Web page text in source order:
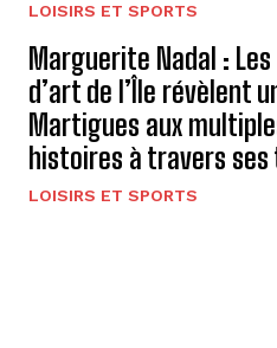
LOISIRS ET SPORTS
Marguerite Nadal :
d’art de l’Île révèlent
Martigues aux
histoires à travers ses
LOISIRS ET SPORTS